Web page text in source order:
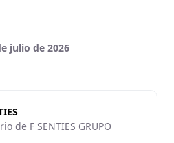
julio de 2026
de F SENTIES GRUPO